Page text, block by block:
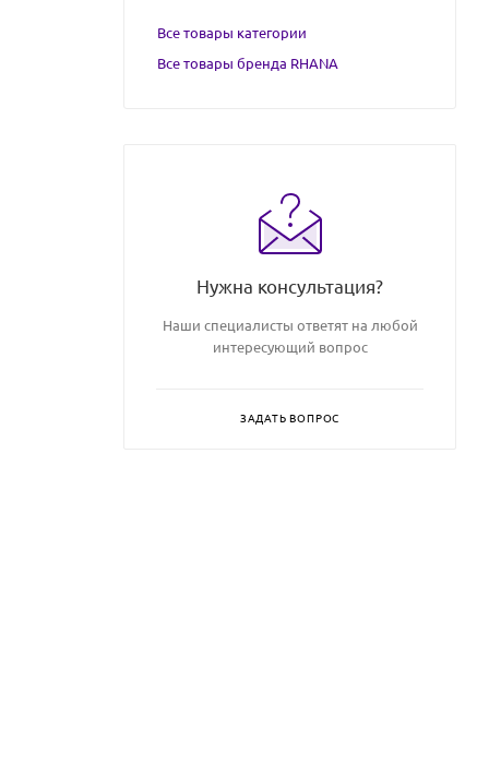
Все товары категории
Все товары бренда RHANA
Нужна консультация?
Наши специалисты ответят на любой
интересующий вопрос
ЗАДАТЬ ВОПРОС